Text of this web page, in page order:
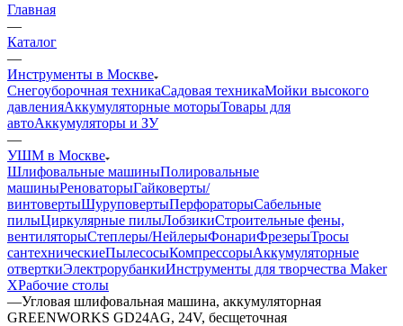
Главная
—
Каталог
—
Инструменты в Москве
Снегоуборочная техникаСадовая техникаМойки высокого
давленияАккумуляторные моторыТовары для
автоАккумуляторы и ЗУ
—
УШМ в Москве
Шлифовальные машиныПолировальные
машиныРеноваторыГайковерты/
винтовертыШуруповертыПерфораторыСабельные
пилыЦиркулярные пилыЛобзикиСтроительные фены,
вентиляторыСтеплеры/НейлерыФонариФрезерыТросы
сантехническиеПылесосыКомпрессорыАккумуляторные
отверткиЭлектрорубанкиИнструменты для творчества Maker
XРабочие столы
—Угловая шлифовальная машина, аккумуляторная
GREENWORKS GD24AG, 24V, бесщеточная